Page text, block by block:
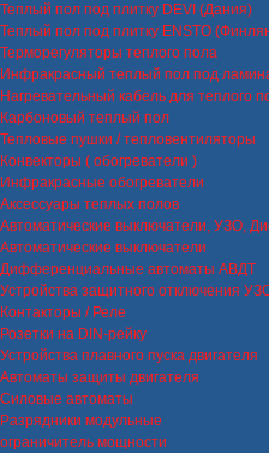
Теплый пол под плитку DEVI (Дания)
Теплый пол под плитку ENSTO
Терморегуляторы теплого пола
Инфракрасный теплый пол под
Нагревательный кабель для теплого
Карбоновый теплый пол
Тепловые пушки / тепловентиляторы
Конвекторы ( обогреватели )
Инфракрасные обогреватели
Аксессуары теплых полов
Автоматические выключатели, УЗО,
Автоматические выключатели
Дифференциальные автоматы АВДТ
Устройства защитного отключения
Контакторы / Реле
Розетки на DIN-рейку
Устройства плавного пуска двигателя
Автоматы защиты двигателя
Силовые автоматы
Разрядники модульные
ограничитель мощности